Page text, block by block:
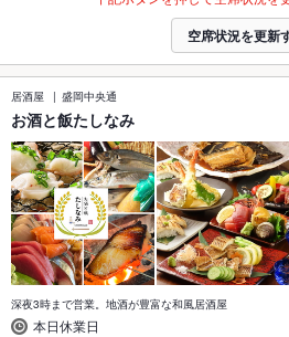
空席状況を更新
居酒屋 盛岡中央通
お酒と飯たしなみ
深夜3時まで営業。地酒が豊富な和風居酒屋
本日休業日